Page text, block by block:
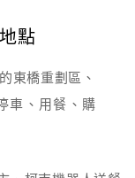
點
東橋重劃區、
車、用餐、購